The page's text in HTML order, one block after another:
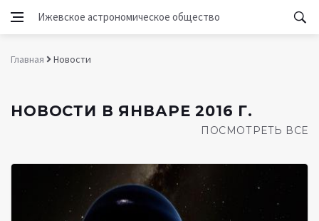
Ижевское астрономическое общество
Главная Новости
НОВОСТИ В ЯНВАРЕ 2016 Г.
ПОСМОТРЕТЬ ВСЕ